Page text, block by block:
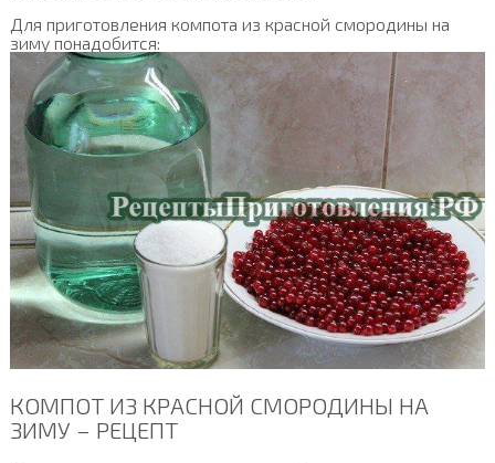
Для приготовления компота из красной смородины на
зиму понадобится:
КОМПОТ ИЗ КРАСНОЙ СМОРОДИНЫ НА
ЗИМУ – РЕЦЕПТ